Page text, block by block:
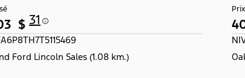
$ 31
Ford Lincoln Sales (1.08 km.)